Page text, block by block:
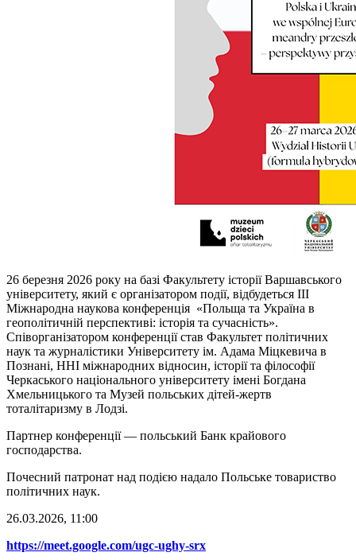
26 березня 2026 року на базі Факультету історії Варшавського
університету, який є організатором події, відбудеться IIІ
Міжнародна наукова конференція «Польща та Україна в
геополітичній перспективі: історія та сучасність».
Співорганізатором конференції став Факультет політичних
наук та журналістики Університету ім. Адама Міцкевича в
Познані, ННІ міжнародних відносин, історії та філософії
Черкаського національного університету імені Богдана
Хмельницького та Музей польських дітей-жертв
тоталітаризму в Лодзі.
Партнер конференції — польський Банк крайового
господарства.
Почесний патронат над подією надало Польське товариство
політичних наук.
26.03.2026, 11:00
https://meet.google.com/ugc-ughy-srx